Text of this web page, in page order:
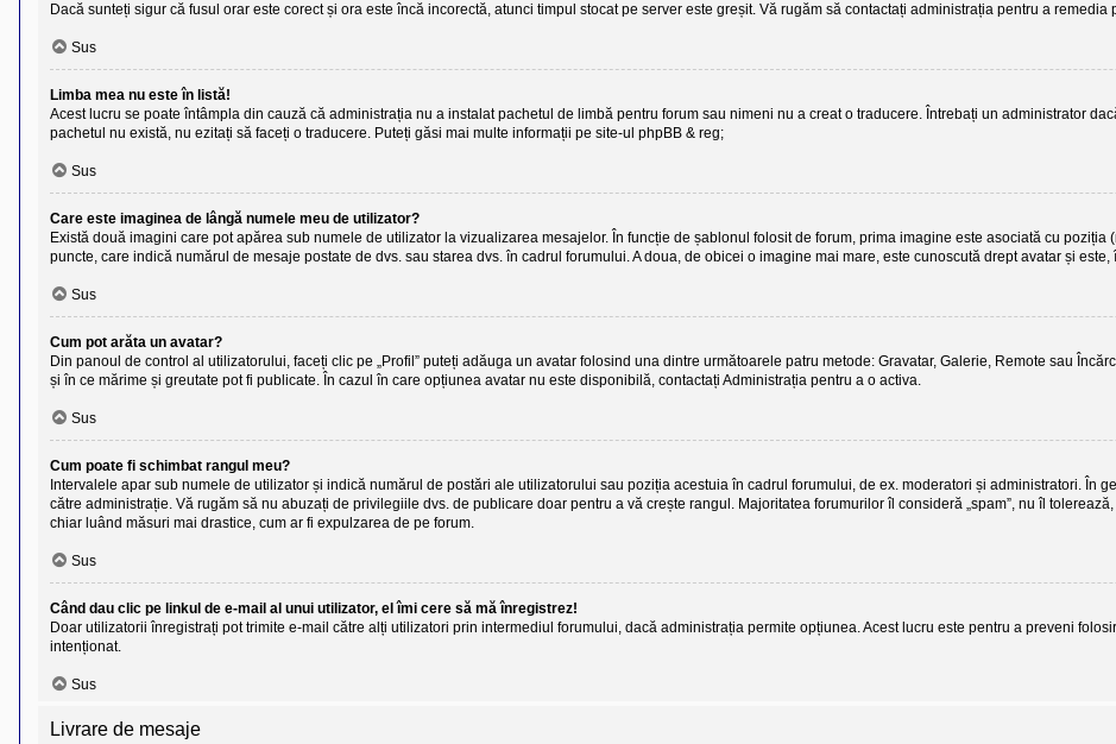
Dacă sunteți sigur că fusul orar este corect și ora este încă incorectă, atunci timpul stocat pe server este greșit. Vă rugăm să contactați administrația pentru a remedia
Sus
Limba mea nu este în listă!
Acest lucru se poate întâmpla din cauză că administrația nu a instalat pachetul de limbă pentru forum sau nimeni nu a creat o traducere. Întrebați un administrator
pachetul nu există, nu ezitați să faceți o traducere. Puteți găsi mai multe informații pe site-ul phpBB & reg;
Sus
Care este imaginea de lângă numele meu de utilizator?
Există două imagini care pot apărea sub numele de utilizator la vizualizarea mesajelor. În funcție de șablonul folosit de forum, prima imagine este asociată cu
puncte, care indică numărul de mesaje postate de dvs. sau starea dvs. în cadrul forumului. A doua, de obicei o imagine mai mare, este cunoscută drept avatar și
Sus
Cum pot arăta un avatar?
Din panoul de control al utilizatorului, faceți clic pe „Profil” puteți adăuga un avatar folosind una dintre următoarele patru metode: Gravatar, Galerie, Remote sau
și în ce mărime și greutate pot fi publicate. În cazul în care opțiunea avatar nu este disponibilă, contactați Administrația pentru a o activa.
Sus
Cum poate fi schimbat rangul meu?
Intervalele apar sub numele de utilizator și indică numărul de postări ale utilizatorului sau poziția acestuia în cadrul forumului, de ex. moderatori și administratori. În
către administrație. Vă rugăm să nu abuzați de privilegiile dvs. de publicare doar pentru a vă crește rangul. Majoritatea forumurilor îl consideră „spam”, nu îl
chiar luând măsuri mai drastice, cum ar fi expulzarea de pe forum.
Sus
Când dau clic pe linkul de e-mail al unui utilizator, el îmi cere să mă înregistrez!
Doar utilizatorii înregistrați pot trimite e-mail către alți utilizatori prin intermediul forumului, dacă administrația permite opțiunea. Acest lucru este pentru a preveni
intenționat.
Sus
Livrare de mesaje